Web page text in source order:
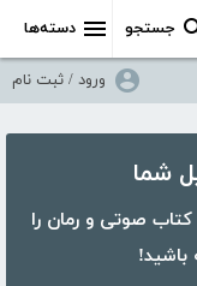
دسته‌ها جستجو
ورود / ثبت نام
بیش از ۵۰،۰۰۰ کتاب، کتاب صوتی و رمان را
باشید!